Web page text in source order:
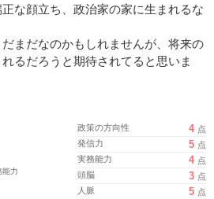
な顔立ち、政治家の家に生まれるな
まだなのかもしれませんが、将来の
るだろうと期待されてると思いま
政策の方向性 4 点
発信力
5 点
実務能力
4 点
頭脳
3 点
人脈
5 点